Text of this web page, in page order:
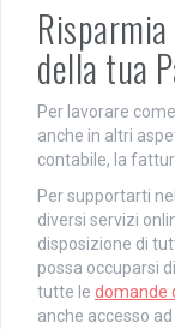
della tua
Per lavorare
anche in altri
contabile, la
Per supportarti
diversi servizi
disposizione di
possa occuparsi
tutte le domande
anche accesso